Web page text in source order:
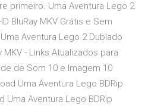
primeiro. Uma Aventura Lego 2
BluRay MKV Grátis e Sem
Aventura Lego 2 Dublado
MKV - Links Atualizados para
de Som 10 e Imagem 10
Uma Aventura Lego BDRip
Uma Aventura Lego BDRip